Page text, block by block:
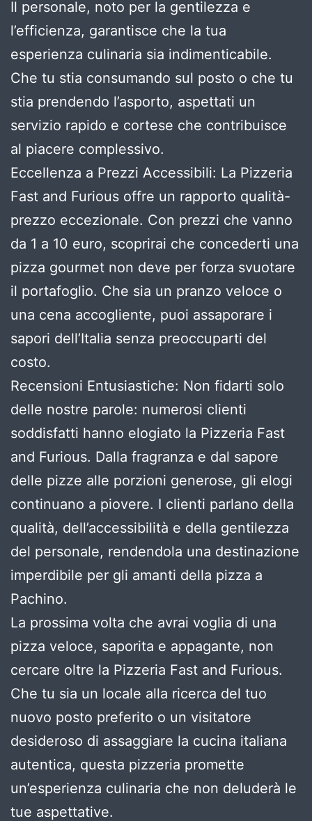
Il personale, noto per la gentilezza e
l’efficienza, garantisce che la tua
esperienza culinaria sia indimenticabile.
Che tu stia consumando sul posto o che tu
stia prendendo l’asporto, aspettati un
servizio rapido e cortese che contribuisce
al piacere complessivo.
Eccellenza a Prezzi Accessibili: La Pizzeria
Fast and Furious offre un rapporto qualità-
prezzo eccezionale. Con prezzi che vanno
da 1 a 10 euro, scoprirai che concederti una
pizza gourmet non deve per forza svuotare
il portafoglio. Che sia un pranzo veloce o
una cena accogliente, puoi assaporare i
sapori dell’Italia senza preoccuparti del
costo.
Recensioni Entusiastiche: Non fidarti solo
delle nostre parole: numerosi clienti
soddisfatti hanno elogiato la Pizzeria Fast
and Furious. Dalla fragranza e dal sapore
delle pizze alle porzioni generose, gli elogi
continuano a piovere. I clienti parlano della
qualità, dell’accessibilità e della gentilezza
del personale, rendendola una destinazione
imperdibile per gli amanti della pizza a
Pachino.
La prossima volta che avrai voglia di una
pizza veloce, saporita e appagante, non
cercare oltre la Pizzeria Fast and Furious.
Che tu sia un locale alla ricerca del tuo
nuovo posto preferito o un visitatore
desideroso di assaggiare la cucina italiana
autentica, questa pizzeria promette
un’esperienza culinaria che non deluderà le
tue aspettative.